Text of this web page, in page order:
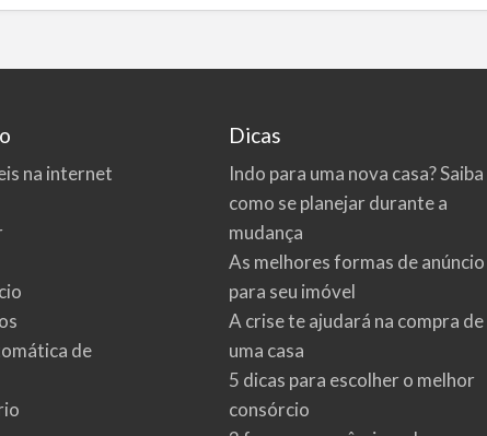
na internet
de
Dicas
Indo para uma nova casa? Saiba
como se planejar durante a
mudança
As melhores formas de anúncio
para seu imóvel
A crise te ajudará na compra de
uma casa
5 dicas para escolher o melhor
consórcio